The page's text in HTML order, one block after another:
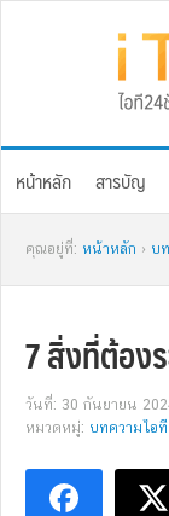
หน้าหลัก สารบัญ
คุณอยู่ที่: หน้าหลัก › บ
7 สิ่งที่ต้อง
วันที่: 30 กันยายน
หมวดหมู่: บทความไอที